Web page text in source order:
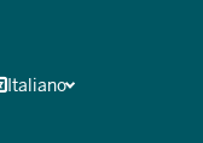
Italiano